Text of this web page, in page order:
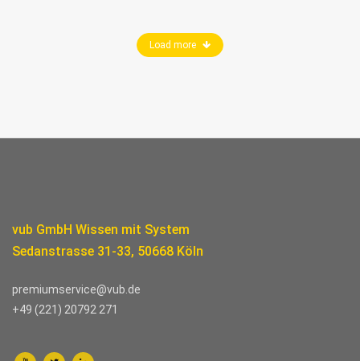
Load more
vub GmbH Wissen mit System
Sedanstrasse 31-33, 50668 Köln
premiumservice@vub.de
+49 (221) 20792 271